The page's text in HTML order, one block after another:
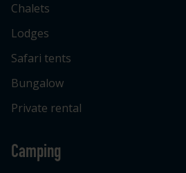
Chalets
Lodges
Safari tents
Bungalow
Private rental
Camping